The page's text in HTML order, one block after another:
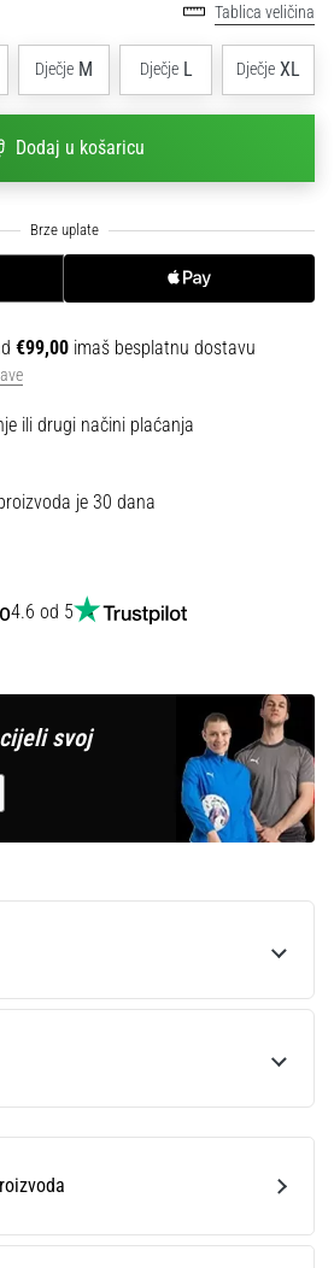
Tablica veličina
Dječje M Dječje L Dječje XL
Dodaj u košaricu
€99,00 imaš besplatnu dostavu
ili drugi načini plaćanja
je 30 dana
4.6 od 5
svoj